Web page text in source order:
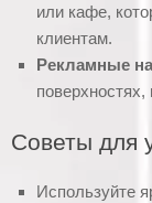
или кафе,
клиентам.
Рекламные
поверхностях,
Советы для
Используйте